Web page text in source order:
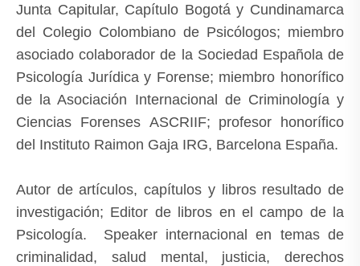
Junta Capitular, Capítulo Bogotá y Cundinamarca
del Colegio Colombiano de Psicólogos; miembro
asociado colaborador de la Sociedad Española de
Psicología Jurídica y Forense; miembro honorífico
de la Asociación Internacional de Criminología y
Ciencias Forenses ASCRIIF; profesor honorífico
del Instituto Raimon Gaja IRG, Barcelona España.
Autor de artículos, capítulos y libros resultado de
investigación; Editor de libros en el campo de la
Psicología. Speaker internacional en temas de
criminalidad, salud mental, justicia, derechos